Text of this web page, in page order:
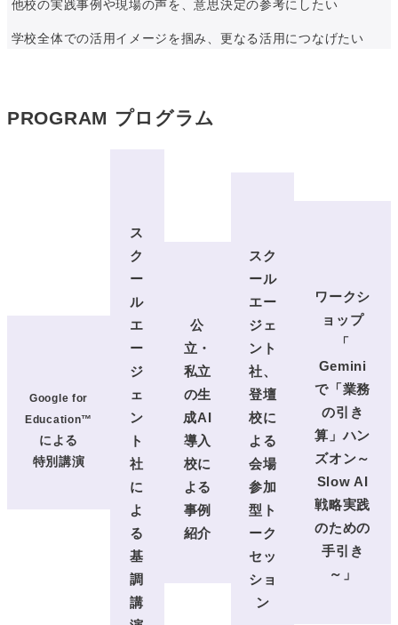
他校の実践事例や現場の声を、意思決定の参考にしたい
学校全体での活用イメージを掴み、更なる活用につなげたい
PROGRAM プログラム
Google for
Education™
による
特別講演
ス
ク
ー
ル
エ
ー
ジ
ェ
ン
ト
社
に
よ
る
基
調
講
公
立・
私立
の生
成AI
導入
校に
よる
事例
紹介
スク
ール
エー
ジェ
ント
社、
登壇
校に
よる
会場
参加
型ト
ーク
セッ
ショ
ン
ワークシ
ョップ
「
Gemini
で「業務
の引き
算」ハン
ズオン～
Slow AI
戦略実践
のための
手引き
～ 」